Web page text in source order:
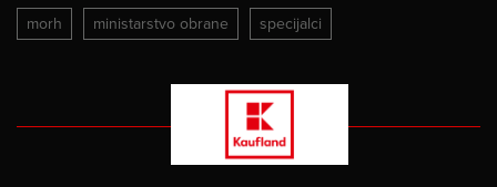
morh ministarstvo obrane specijalci